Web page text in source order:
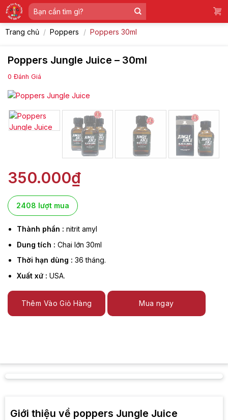
Skip
to
content
Tìm
kiếm:
Trang chủ / Poppers / Poppers 30ml
Poppers Jungle Juice – 30ml
0 Đánh Giá
350.000₫
2408 lượt mua
Thành phần : nitrit amyl
Dung tích : Chai lớn 30ml
Thời hạn dùng :36 tháng.
Xuất xứ :USA.
Thêm Vào Giỏ Hàng Mua ngay
Giới thiệu về poppers Jungle Juice